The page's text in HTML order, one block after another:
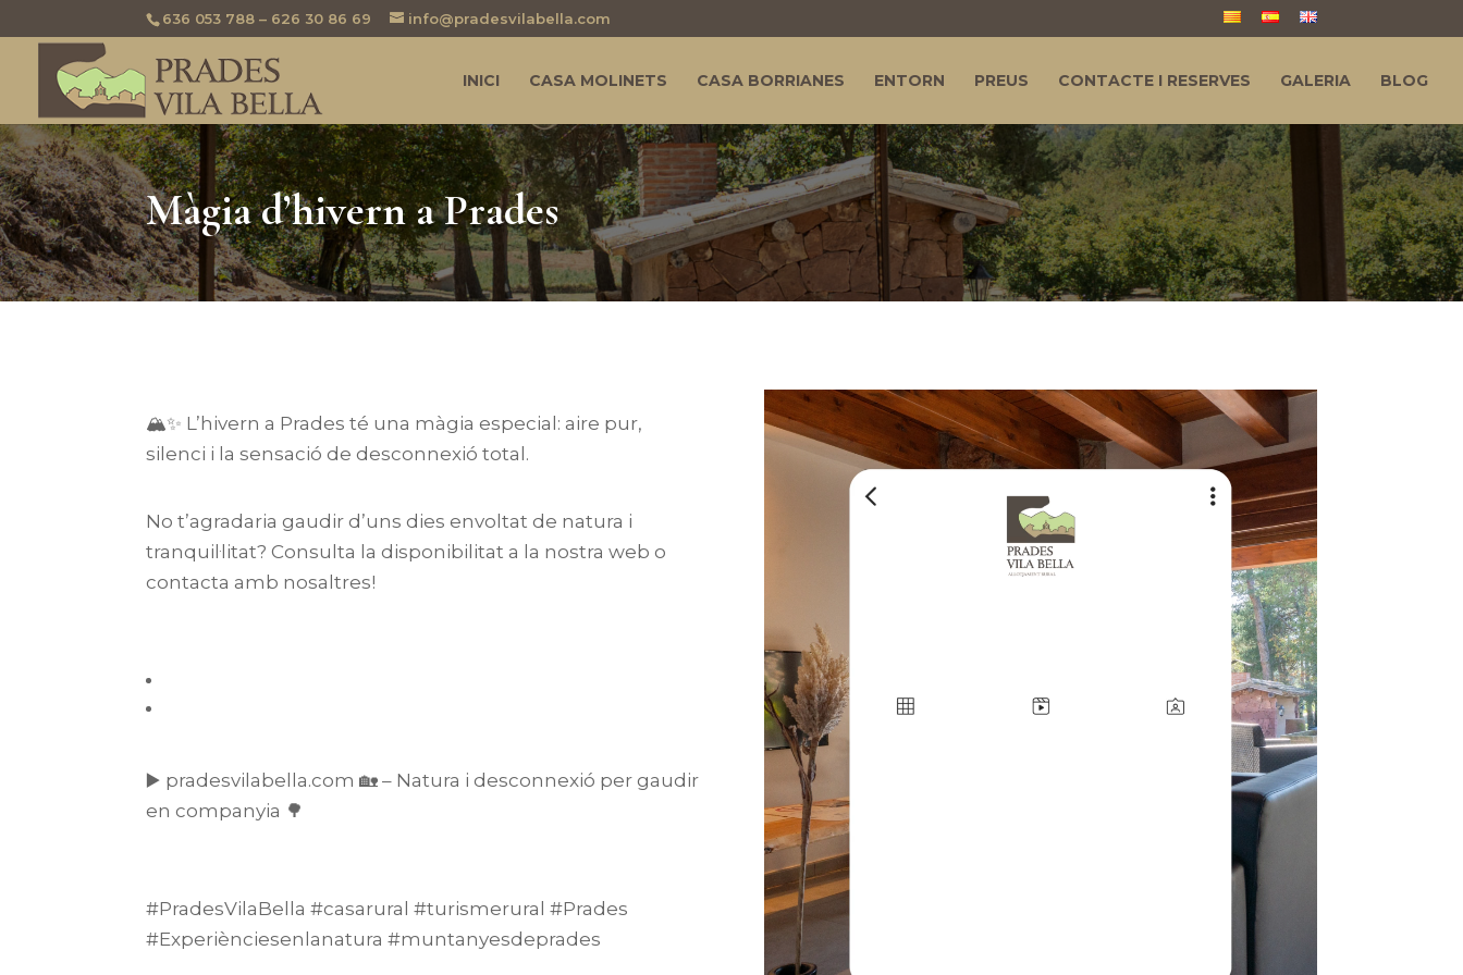
636 053 788 – 626 30 86 69 info@pradesvilabella.com
INICI CASA MOLINETS CASA BORRIANES ENTORN PREUS CONTACTE I RESERVES GALERIA BLOG
Màgia d’hivern a Prades
🏔️✨ L’hivern a Prades té una màgia especial: aire pur,
silenci i la sensació de desconnexió total.
No t’agradaria gaudir d’uns dies envoltat de natura i
tranquil·litat? Consulta la disponibilitat a la nostra web o
contacta amb nosaltres!
▶️ pradesvilabella.com 🏡 – Natura i desconnexió per gaudir
en companyia 🌳
#PradesVilaBella #casarural #turismerural #Prades
#Experiènciesenlanatura #muntanyesdeprades